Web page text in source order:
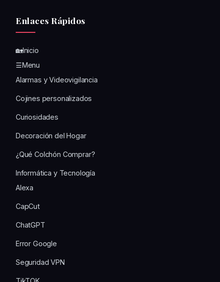
Enlaces Rápidos
🏡Inicio
☰Menu
Alarmas y Videovigilancia
Cojines personalizados
Curiosidades
Decoración del Hogar
¿Qué Colchón Comprar?
Informática y Tecnología
Alexa
CapCut
ChatGPT
Error Google
Seguridad VPN